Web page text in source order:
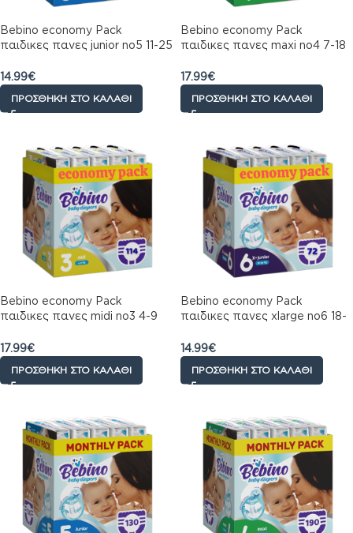
Bebino economy Pack
παιδικες πανες junior no5 11-25
14.99€
ΠΡΟΣΘΉΚΗ ΣΤΟ ΚΑΛΆΘΙ
Bebino economy Pack
παιδικες πανες maxi no4 7-18
17.99€
ΠΡΟΣΘΉΚΗ ΣΤΟ ΚΑΛΆΘΙ
Bebino economy Pack
παιδικες πανες midi no3 4-9
17.99€
ΠΡΟΣΘΉΚΗ ΣΤΟ ΚΑΛΆΘΙ
Bebino economy Pack
παιδικες πανες xlarge no6 18-
14.99€
ΠΡΟΣΘΉΚΗ ΣΤΟ ΚΑΛΆΘΙ